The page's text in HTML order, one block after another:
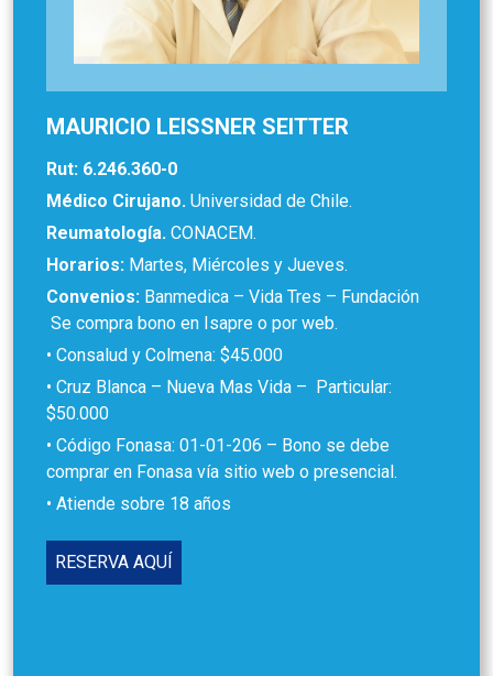
MAURICIO LEISSNER SEITTER
Rut: 6.246.360-0
Médico Cirujano. Universidad de Chile.
Reumatología. CONACEM.
Horarios: Martes, Miércoles y Jueves.
Convenios: Banmedica – Vida Tres – Fundación
Se compra bono en Isapre o por web.
• Consalud y Colmena: $45.000
• Cruz Blanca – Nueva Mas Vida – Particular:
$50.000
• Código Fonasa: 01-01-206 – Bono se debe
comprar en Fonasa vía sitio web o presencial.
• Atiende sobre 18 años
RESERVA AQUÍ